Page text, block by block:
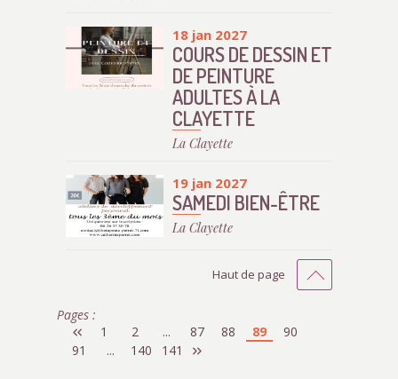
18 jan 2027
COURS DE DESSIN ET
DE PEINTURE
ADULTES À LA
CLAYETTE
La Clayette
19 jan 2027
SAMEDI BIEN-ÊTRE
La Clayette
Haut de page
Pages :
1
2 ... 87 88 89
90
91
... 140 141